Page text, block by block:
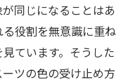
同じになることはあ
役割を無意識に重ね
ています。そうした
ツの色の受け止め方